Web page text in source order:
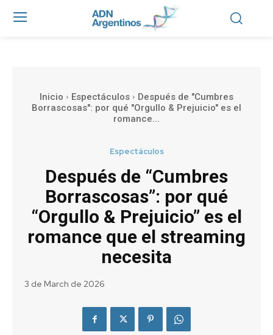
Inicio Espectáculos
Después de "Cumbres
Borrascosas": por qué "Orgullo & Prejuicio" es el
romance...
Espectáculos
Después de “Cumbres
Borrascosas”: por qué
“Orgullo & Prejuicio” es el
romance que el streaming
necesita
3 de March de 2026